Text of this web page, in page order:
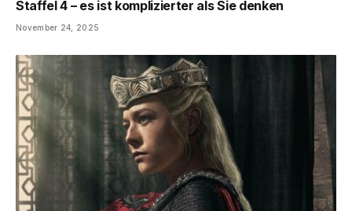
Staffel 4 – es ist komplizierter als Sie denken
November 24, 2025